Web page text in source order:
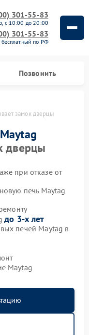
301-55-83
с 10:00 до 20:00
301-55-83
бесплатный по РФ
Позвонить
замок дверцы
Maytag
дверцы
при отказе от
печь Maytag
до 3-х лет
печей Maytag в
Maytag